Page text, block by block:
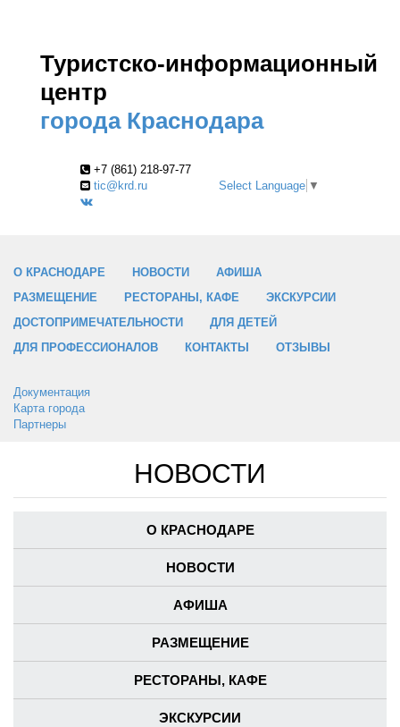
Туристско-информационный
центр
города Краснодара
+7 (861) 218-97-77
tic@krd.ru
Select Language ▼
О КРАСНОДАРЕ НОВОСТИ
АФИША
РАЗМЕЩЕНИЕ
РЕСТОРАНЫ, КАФЕ
ЭКСКУРСИИ
ДОСТОПРИМЕЧАТЕЛЬНОСТИ
ДЛЯ ДЕТЕЙ
ДЛЯ ПРОФЕССИОНАЛОВ
КОНТАКТЫ ОТЗЫВЫ
Документация
Карта города
Партнеры
НОВОСТИ
О КРАСНОДАРЕ
НОВОСТИ
АФИША
РАЗМЕЩЕНИЕ
РЕСТОРАНЫ, КАФЕ
ЭКСКУРСИИ